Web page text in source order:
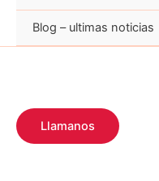
Blog – ultimas noticias
Llamanos